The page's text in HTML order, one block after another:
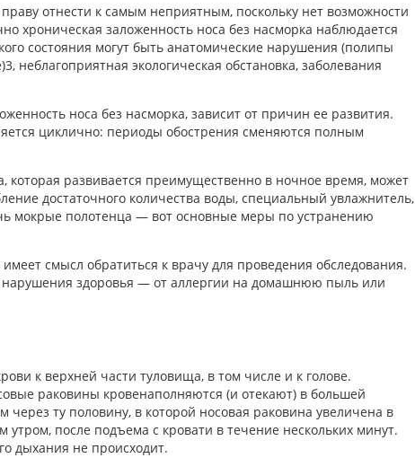
отнести к самым неприятным, поскольку нет возможности
хроническая заложенность носа без насморка наблюдается
состояния могут быть анатомические нарушения (полипы
неблагоприятная экологическая обстановка, заболевания
носа без насморка, зависит от причин ее развития.
циклично: периоды обострения сменяются полным
развивается преимущественно в ночное время, может
достаточного количества воды, специальный увлажнитель,
мокрые полотенца — вот основные меры по устранению
смысл обратиться к врачу для проведения обследования.
нарушения здоровья — от аллергии на домашнюю пыль или
к верхней части туловища, в том числе и к голове.
раковины кровенаполняются (и отекают) в большей
ту половину, в которой носовая раковина увеличена в
после подъема с кровати в течение нескольких минут.
дыхания не происходит.